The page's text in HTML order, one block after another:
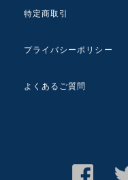
特定商取引
プライバシーポリシー
よくあるご質問